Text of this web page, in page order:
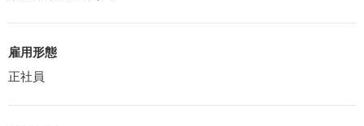
雇用形態
正社員